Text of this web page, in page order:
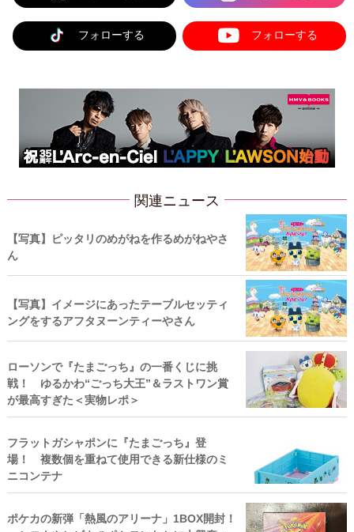
フォローする フォローする
関連ニュース
【写真】ピッタリのめがねを作るめがねやさ
ん
【写真】イメージにあったテーブルセッティ
ングをするアフタヌーンティーやさん
ローソンで『たまごっち』の一番くじに挑
戦！ ゆるかわ“ごっち大王”＆ラストワン賞
が最高すぎた＜実物レポ＞
フラットガシャポンに『たまごっち』登
場！ 複数個を重ねて使用できる新仕様のミ
ニコンテナ
ポケカの新弾「熱風のアリーナ」1BOX開封！